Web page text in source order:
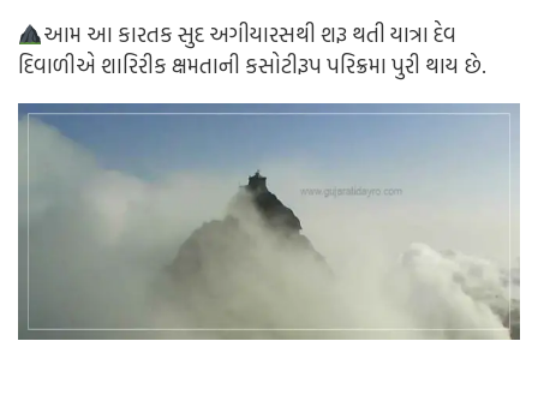
આમ આ કારતક સુદ અગીયારસથી શરૂ થતી યાત્રા દેવ
દિવાળીએ શારિરીક ક્ષમતાની કસોટીરૂપ પરિક્રમા પુરી થાય છે.